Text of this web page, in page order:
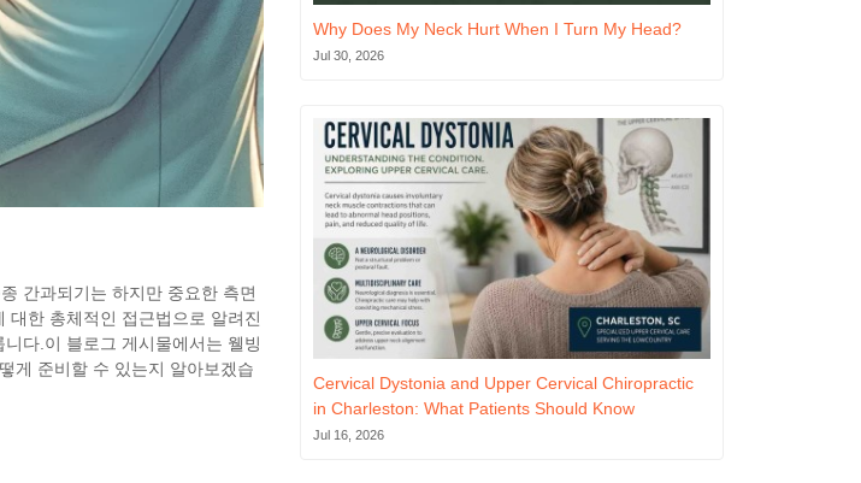
간과되기는 하지만 중요한 측면
대한 총체적인 접근법으로 알려진
다.이 블로그 게시물에서는 웰빙
게 준비할 수 있는지 알아보겠습
Why Does My Neck Hurt When I Turn My Head?
Jul 30, 2026
Cervical Dystonia and Upper Cervical Chiropractic
in Charleston: What Patients Should Know
Jul 16, 2026